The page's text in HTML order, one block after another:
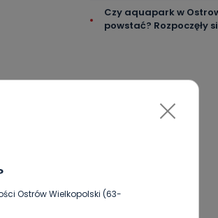
Ostrów Wielkopolski (63-
Czy aquapark w
powstać? Rozpoczęły